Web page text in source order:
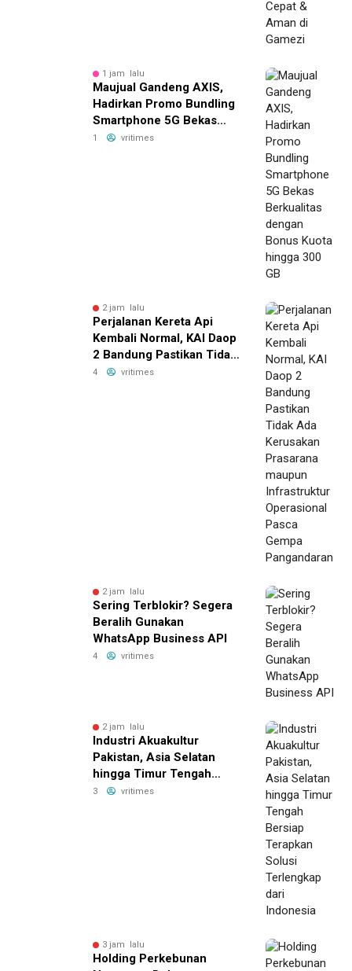
1 jam lalu
Maujual Gandeng AXIS,
Hadirkan Promo Bundling
Smartphone 5G Bekas
Berkualitas dengan Bonus
1 vritimes
2 jam lalu
Perjalanan Kereta Api
Kembali Normal, KAI Daop
2 Bandung Pastikan Tidak
Ada Kerusakan Prasarana
4 vritimes
2 jam lalu
Sering Terblokir? Segera
Beralih Gunakan
WhatsApp Business API
4 vritimes
2 jam lalu
Industri Akuakultur
Pakistan, Asia Selatan
hingga Timur Tengah
Bersiap Terapkan Solusi
3 vritimes
3 jam lalu
Holding Perkebunan